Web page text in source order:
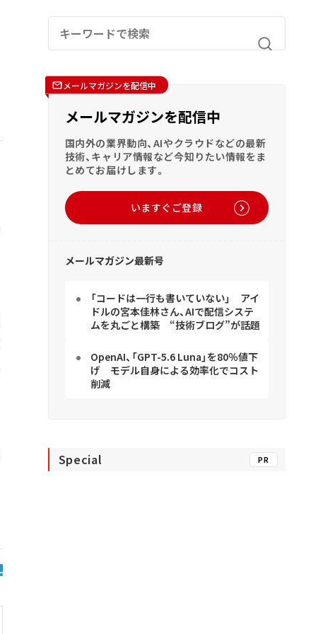
メールマガジンを配信中
メールマガジンを配信中
国内外の業界動向、AIやクラウドなどの最新
技術、キャリア情報など今知りたい情報をま
とめてお届けします。
いますぐご登録
メールマガジン最新号
「コードは一行も書いていない」 アイ
ドルの宮本佳林さん、AIで配信システ
ムを丸ごと構築 “技術ブログ”が話題
OpenAI、「GPT-5.6 Luna」を80％値下
げ モデル自身による効率化でコスト
削減
Special PR